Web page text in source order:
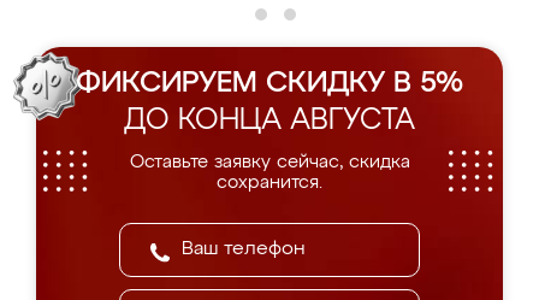
ФИКСИРУЕМ СКИДКУ В 5%
ДО КОНЦА АВГУСТА
Оставьте заявку сейчас, скидка
сохранится.